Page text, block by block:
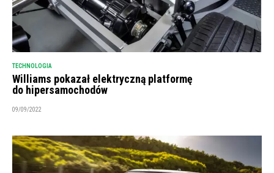
TECHNOLOGIA
Williams pokazał elektryczną platformę
do hipersamochodów
09/09/2022